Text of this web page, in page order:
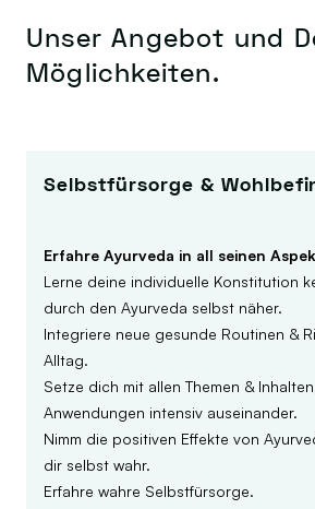
Unser Angebot und
Möglichkeiten.
Selbstfürsorge &
Erfahre Ayurveda in all seinen
Lerne deine individuelle Konstitution
durch den Ayurveda selbst näher.
Integriere neue gesunde Routinen &
Alltag.
Setze dich mit allen Themen &
Anwendungen intensiv auseinander.
Nimm die positiven Effekte von
dir selbst wahr.
Erfahre wahre Selbstfürsorge.